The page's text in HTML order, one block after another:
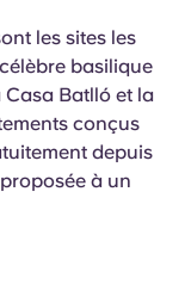
les sites les
basilique
Casa Batlló et la
conçus
depuis
à un